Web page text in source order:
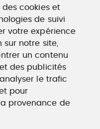
des cookies et
de suivi
votre expérience
notre site,
un contenu
des publicités
le trafic
pour
provenance de
formations aux métiers
techniques de
conseil.